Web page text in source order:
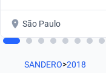
São Paulo
SANDERO>2018